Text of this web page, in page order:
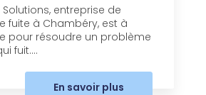
Solutions, entreprise de
fuite à Chambéry, est à
pour résoudre un problème
fuit....
En savoir plus